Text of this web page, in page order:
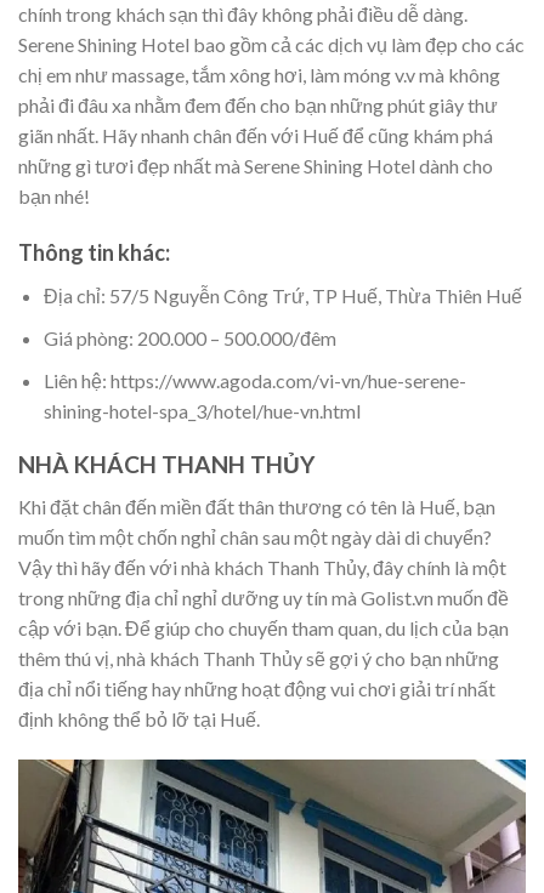
chính trong khách sạn thì đây không phải điều dễ dàng.
Serene Shining Hotel bao gồm cả các dịch vụ làm đẹp cho các
chị em như massage, tắm xông hơi, làm móng v.v mà không
phải đi đâu xa nhằm đem đến cho bạn những phút giây thư
giãn nhất. Hãy nhanh chân đến với Huế để cũng khám phá
những gì tươi đẹp nhất mà Serene Shining Hotel dành cho
bạn nhé!
Thông tin khác:
Địa chỉ: 57/5 Nguyễn Công Trứ, TP Huế, Thừa Thiên Huế
Giá phòng: 200.000 – 500.000/đêm
Liên hệ: https://www.agoda.com/vi-vn/hue-serene-
shining-hotel-spa_3/hotel/hue-vn.html
NHÀ KHÁCH THANH THỦY
Khi đặt chân đến miền đất thân thương có tên là Huế, bạn
muốn tìm một chốn nghỉ chân sau một ngày dài di chuyển?
Vậy thì hãy đến với nhà khách Thanh Thủy, đây chính là một
trong những địa chỉ nghỉ dưỡng uy tín mà Golist.vn muốn đề
cập với bạn. Để giúp cho chuyến tham quan, du lịch của bạn
thêm thú vị, nhà khách Thanh Thủy sẽ gợi ý cho bạn những
địa chỉ nổi tiếng hay những hoạt động vui chơi giải trí nhất
định không thể bỏ lỡ tại Huế.